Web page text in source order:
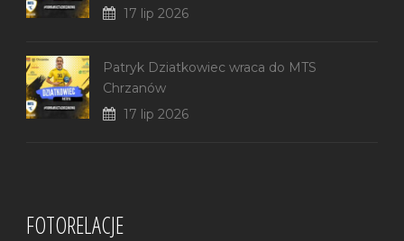
17 lip 2026
Patryk Dziatkowiec wraca do MTS
Chrzanów
17 lip 2026
FOTORELACJE